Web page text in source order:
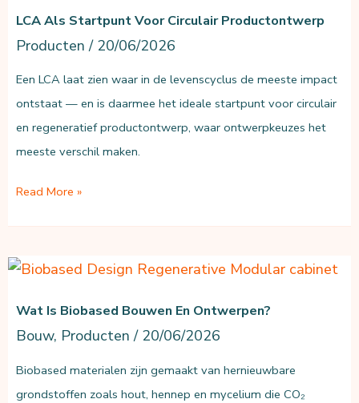
bepalen
LCA Als Startpunt Voor Circulair Productontwerp
Producten / 20/06/2026
Een LCA laat zien waar in de levenscyclus de meeste impact
ontstaat — en is daarmee het ideale startpunt voor circulair
en regeneratief productontwerp, waar ontwerpkeuzes het
meeste verschil maken.
LCA
voor
productontwerp
Read More »
Wat Is Biobased Bouwen En Ontwerpen?
Bouw, Producten / 20/06/2026
Biobased materialen zijn gemaakt van hernieuwbare
grondstoffen zoals hout, hennep en mycelium die CO₂